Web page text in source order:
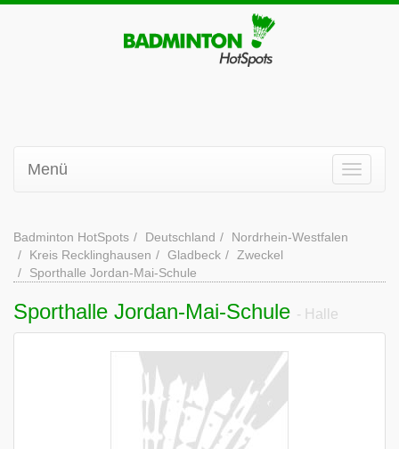
Menü
Badminton HotSpots Deutschland
Nordrhein-Westfalen
Kreis Recklinghausen
Gladbeck
Zweckel
Sporthalle Jordan-Mai-Schule
Sporthalle Jordan-Mai-Schule - Halle